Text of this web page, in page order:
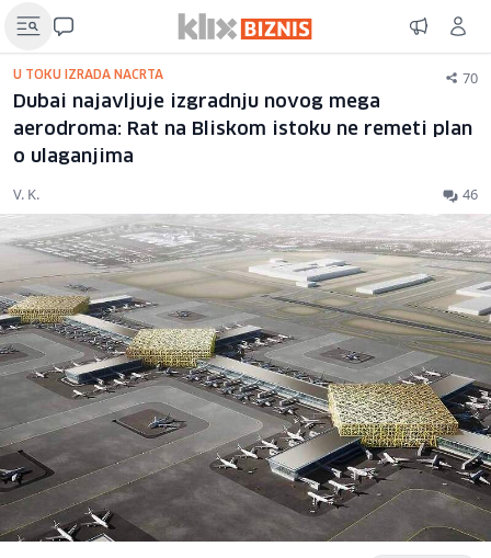
U TOKU IZRADA NACRTA 70
Dubai najavljuje izgradnju novog mega
aerodroma: Rat na Bliskom istoku ne remeti plan
o ulaganjima
V. K. 46